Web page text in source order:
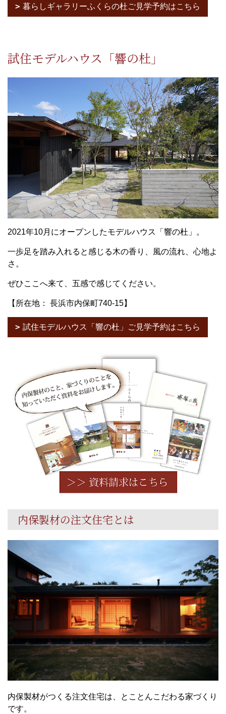
暮らしギャラリーふくらの杜ご見学予約はこちら
試住モデルハウス「響の杜」
2021年10月にオープンしたモデルハウス「響の杜」。
一歩足を踏み入れると感じる木の香り、風の流れ、心地よ
さ。
ぜひここへ来て、五感で感じてください。
【所在地： 長浜市内保町740-15】
試住モデルハウス「響の杜」ご見学予約はこちら
内保製材の注文住宅とは
内保製材がつくる注文住宅は、とことんこだわる家づくり
です。